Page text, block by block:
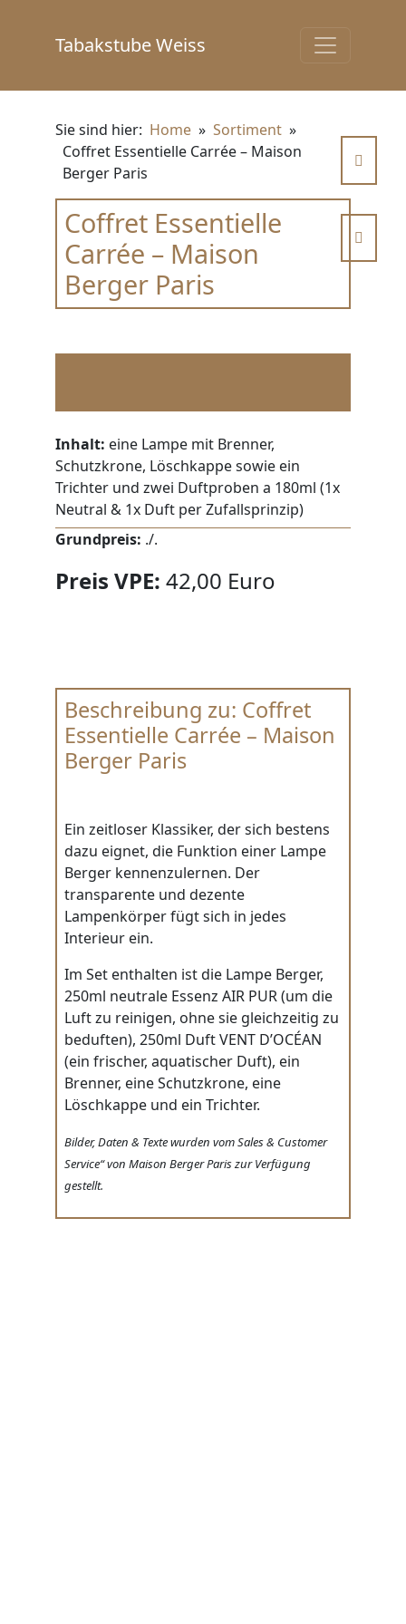
Tabakstube Weiss
Sie sind hier: Home » Sortiment »
Coffret Essentielle Carrée – Maison
Berger Paris
Coffret Essentielle
Carrée – Maison
Berger Paris
Inhalt: eine Lampe mit Brenner,
Schutzkrone, Löschkappe sowie ein
Trichter und zwei Duftproben a 180ml (1x
Neutral & 1x Duft per Zufallsprinzip)
Grundpreis: ./.
Preis VPE: 42,00 Euro
Beschreibung zu: Coffret
Essentielle Carrée – Maison
Berger Paris
Ein zeitloser Klassiker, der sich bestens
dazu eignet, die Funktion einer Lampe
Berger kennenzulernen. Der
transparente und dezente
Lampenkörper fügt sich in jedes
Interieur ein.
Im Set enthalten ist die Lampe Berger,
250ml neutrale Essenz AIR PUR (um die
Luft zu reinigen, ohne sie gleichzeitig zu
beduften), 250ml Duft VENT D’OCÉAN
(ein frischer, aquatischer Duft), ein
Brenner, eine Schutzkrone, eine
Löschkappe und ein Trichter.
Bilder, Daten & Texte wurden vom Sales & Customer
Service“ von Maison Berger Paris zur Verfügung
gestellt.